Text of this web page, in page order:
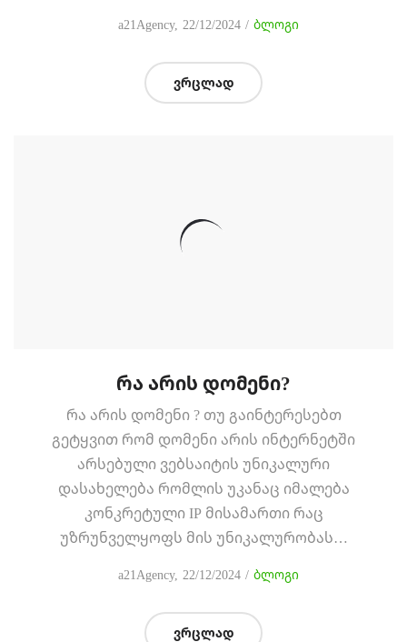
bya21Agency Posted
22/12/2024
Posted
ბლოგი
ვრცლად
რა არის დომენი?
რა არის დომენი ? თუ გაინტერესებთ
გეტყვით რომ დომენი არის ინტერნეტში
არსებული ვებსაიტის უნიკალური
დასახელება რომლის უკანაც იმალება
კონკრეტული IP მისამართი რაც
უზრუნველყოფს მის უნიკალურობას…
bya21Agency Posted
22/12/2024
Posted
ბლოგი
ვრცლად